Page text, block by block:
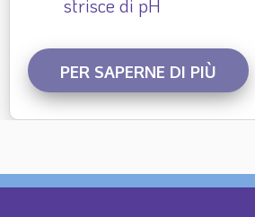
strisce di pH
PER SAPERNE DI PIÙ